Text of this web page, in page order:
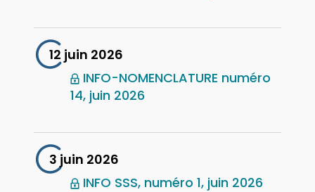
12 juin 2026
INFO-NOMENCLATURE numéro
14, juin 2026
3 juin 2026
INFO SSS, numéro 1, juin 2026